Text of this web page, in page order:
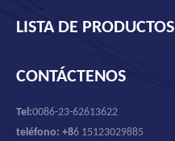
LISTA DE PRODUCTOS
CONTÁCTENOS
Tel:0086-23-62613622
teléfono: +86 15123029885